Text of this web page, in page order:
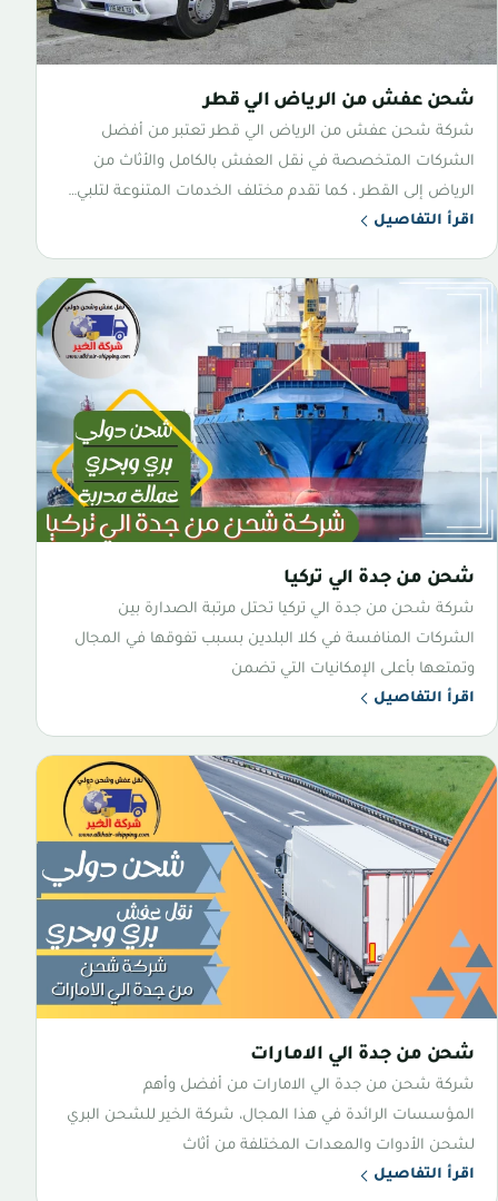
شحن عفش من الرياض الي قطر
شركة شحن عفش من الرياض الي قطر تعتبر من أفضل
الشركات المتخصصة في نقل العفش بالكامل والأثاث من
الرياض إلى القطر ، كما تقدم مختلف الخدمات المتنوعة لتلبي…
اقرأ التفاصيل
شحن من جدة الي تركيا
شركة شحن من جدة الي تركيا تحتل مرتبة الصدارة بين
الشركات المنافسة في كلا البلدين بسبب تفوقها في المجال
وتمتعها بأعلى الإمكانيات التي تضمن
اقرأ التفاصيل
شحن من جدة الي الامارات
شركة شحن من جدة الي الامارات من أفضل وأهم
المؤسسات الرائدة في هذا المجال، شركة الخير للشحن البري
لشحن الأدوات والمعدات المختلفة من أثاث
اقرأ التفاصيل